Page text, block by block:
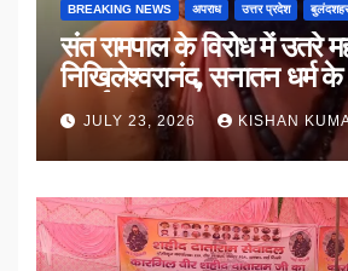
BREAKING NEWS अपराध उत्तर प्रदेश बुलंदशहर
संत रामपाल के विरोध में उतरे
निखिलेश्वरानंद, सनातन धर्म के
उठाई मांग
JULY 23, 2026 KISHAN